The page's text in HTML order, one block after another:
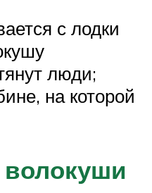
с лодки
люди;
на которой
волокуши